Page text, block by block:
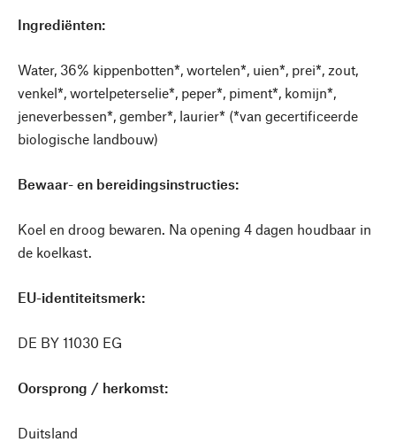
Ingrediënten:
Water, 36% kippenbotten*, wortelen*, uien*, prei*, zout,
venkel*, wortelpeterselie*, peper*, piment*, komijn*,
jeneverbessen*, gember*, laurier* (*van gecertificeerde
biologische landbouw)
Bewaar- en bereidingsinstructies:
Koel en droog bewaren. Na opening 4 dagen houdbaar in
de koelkast.
EU-identiteitsmerk:
DE BY 11030 EG
Oorsprong / herkomst:
Duitsland